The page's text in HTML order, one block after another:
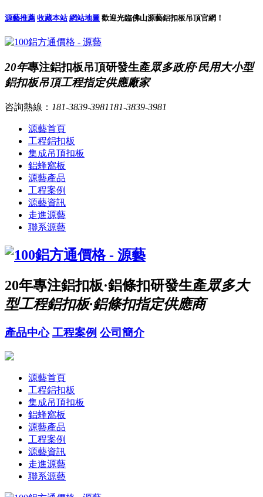
源藝推薦 收藏本站 網站地圖 歡迎光臨佛山源藝鋁扣板吊頂官網！
20年專注鋁扣板吊頂研發生產眾多政府·民用大小型
鋁扣板吊頂工程指定供應廠家
咨詢熱線： 181-3839-3981 181-3839-3981
源藝首頁
工程鋁扣板
集成吊頂扣板
鋁蜂窩板
源藝產品
工程案例
源藝資訊
走進源藝
聯系源藝
20年專注鋁扣板·鋁條扣研發生產眾多大
型工程鋁扣板·鋁條扣指定供應商
產品中心 工程案例 公司簡介
源藝首頁
工程鋁扣板
集成吊頂扣板
鋁蜂窩板
源藝產品
工程案例
源藝資訊
走進源藝
聯系源藝